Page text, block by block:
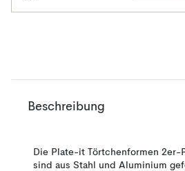
Beschreibung
Die Plate-it Törtchenformen 2er-
sind aus Stahl und Aluminium